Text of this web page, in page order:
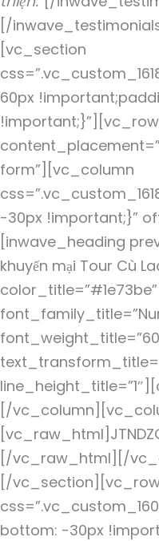
[/
[vc_section
60px
!important;}”][vc_row
form”][vc_column
-30px !important;}”
[inwave_heading
khuyến mại Tour Cù
[/
[/vc_raw_html][/
[/
bottom: -30px